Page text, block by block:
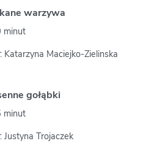
warzywa
minut
: Katarzyna Maciejko-Zielinska
gołąbki
minut
: Justyna Trojaczek